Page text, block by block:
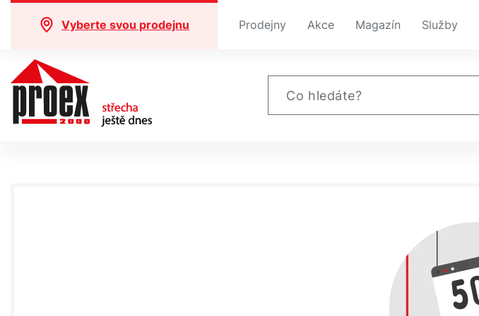
Vyberte svou prodejnu Prodejny Akce Magazín Služby